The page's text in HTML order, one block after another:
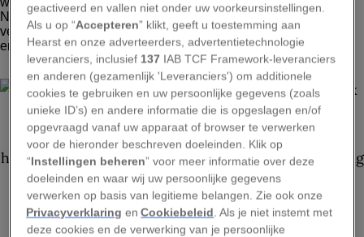
GERD LUDWIG, NATIONAL GEOGRAPHIC
geactiveerd en vallen niet onder uw voorkeursinstellingen.
Als u op “Accepteren” klikt, geeft u toestemming aan
Hearst en onze adverteerders, advertentietechnologie
leveranciers, inclusief 137 IAB TCF Framework-leveranciers
en anderen (gezamenlijk 'Leveranciers') om additionele
cookies te gebruiken en uw persoonlijke gegevens (zoals
unieke ID’s) en andere informatie die is opgeslagen en/of
opgevraagd vanaf uw apparaat of browser te verwerken
voor de hieronder beschreven doeleinden. Klik op
“Instellingen beheren” voor meer informatie over deze
doeleinden en waar wij uw persoonlijke gegevens
verwerken op basis van legitieme belangen. Zie ook onze
Privacyverklaring enCookiebeleid . Als je niet instemt met
deze cookies en de verwerking van je persoonlijke